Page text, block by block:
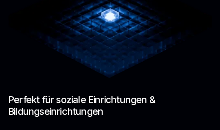
Perfekt für soziale Einrichtungen &
Bildungseinrichtungen